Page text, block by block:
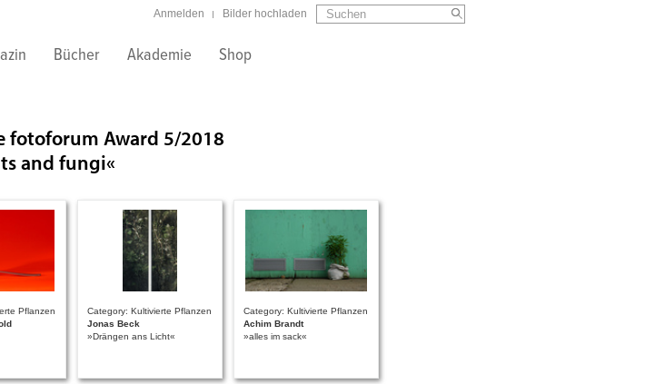
Suchformular
Suchen
Bilder hochladen
Anmelden
Bücher Akademie Shop
fotoforum Award 5/2018
and fungi«
Pflanzen
Category: Kultivierte Pflanzen
Jonas Beck
»Drängen ans Licht«
Category: Kultivierte Pflanzen
Achim Brandt
»alles im sack«